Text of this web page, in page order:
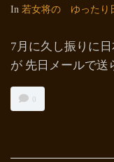
In 若女将の ゆったり
7月に久し振りに
が 先日メールで送
0